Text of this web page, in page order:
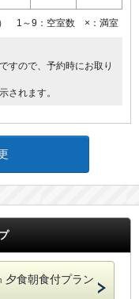
） 1～9：空室数 ×：満室
すので、予約時にお取り
されます。
夕食朝食付プラン